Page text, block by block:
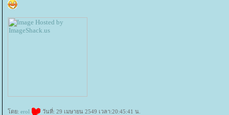
ดย: erol วันที่: 29 เมษายน 2549 เวลา:20:45:41 น.